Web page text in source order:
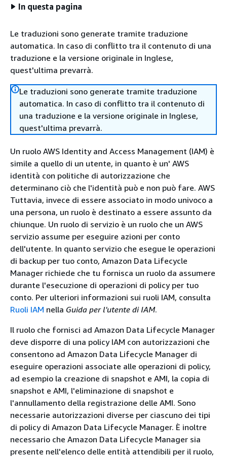
In questa pagina
Le traduzioni sono generate tramite traduzione
automatica. In caso di conflitto tra il contenuto di una
traduzione e la versione originale in Inglese,
quest'ultima prevarrà.
Le traduzioni sono generate tramite traduzione
automatica. In caso di conflitto tra il contenuto di
una traduzione e la versione originale in Inglese,
quest'ultima prevarrà.
Un ruolo AWS Identity and Access Management (IAM) è
simile a quello di un utente, in quanto è un' AWS
identità con politiche di autorizzazione che
determinano ciò che l'identità può e non può fare. AWS
Tuttavia, invece di essere associato in modo univoco a
una persona, un ruolo è destinato a essere assunto da
chiunque. Un ruolo di servizio è un ruolo che un AWS
servizio assume per eseguire azioni per conto
dell'utente. In quanto servizio che esegue le operazioni
di backup per tuo conto, Amazon Data Lifecycle
Manager richiede che tu fornisca un ruolo da assumere
durante l'esecuzione di operazioni di policy per tuo
conto. Per ulteriori informazioni sui ruoli IAM, consulta
Ruoli IAM nella Guida per l'utente di IAM.
Il ruolo che fornisci ad Amazon Data Lifecycle Manager
deve disporre di una policy IAM con autorizzazioni che
consentono ad Amazon Data Lifecycle Manager di
eseguire operazioni associate alle operazioni di policy,
ad esempio la creazione di snapshot e AMI, la copia di
snapshot e AMI, l'eliminazione di snapshot e
l'annullamento della registrazione delle AMI. Sono
necessarie autorizzazioni diverse per ciascuno dei tipi
di policy di Amazon Data Lifecycle Manager. È inoltre
necessario che Amazon Data Lifecycle Manager sia
presente nell'elenco delle entità attendibili per il ruolo,